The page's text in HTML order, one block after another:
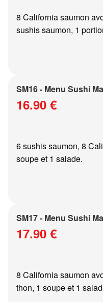
8 California saumon
sushis saumon, 1
SM16 - Menu Sushi
16.90 €
6 sushis saumon, 8
soupe et 1 salade.
SM17 - Menu Sushi
17.90 €
8 California saumon
thon, 1 soupe et 1